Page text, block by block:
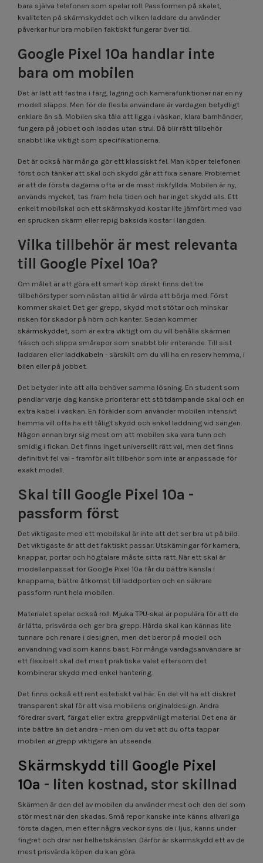
bara själva telefonen som spelar roll. Passformen på skalet,
kvaliteten på skärmskyddet och vilken laddare du använder
påverkar hur bra mobilen faktiskt fungerar över tid.
Google Pixel 10a handlar inte
bara om mobilen
Det är lätt att fastna i färg, lagring och kamerafunktioner när en ny
modell släpps. Men för de flesta användare är vardagen betydligt
enklare än så. Mobilen ska tåla att ligga i väskan, klara barnhänder,
fungera på jobbet och laddas utan strul. Då blir rätt tillbehör
snabbt lika viktigt som specifikationerna.
Det är också här många gör ett klassiskt fel. Man köper telefonen
först och tänker att skal och skydd går att fixa senare. Problemet
är att de första dagarna ofta är de mest riskfyllda. Mobilen är ny,
används mycket, tas fram hela tiden och har inget skydd alls. Ett
enkelt mobilskal och ett skärmskydd kostar lite jämfört med vad
en sprucken skärm eller repig baksida kostar i längden.
Vilka tillbehör är mest relevanta
till Google Pixel 10a?
Om målet är att göra ett smart köp direkt finns det tre
tillbehörstyper som nästan alltid är värda att börja med. Först
kommer skalet. Det ger grepp, skydd mot stötar och minskar
risken för skador på hörn och kanter. Sedan kommer
skärmskyddet , som är extra viktigt om du vill behålla skärmen
fräsch och slippa smårepor som snabbt blir irriterande. Till sist
laddaren ellerladdkabeln - särskilt om du vill ha en reserv hemma, i
bilen eller på jobbet.
Det betyder inte att alla behöver samma lösning. En student som
pendlar varje dag kanske prioriterar ett stötdämpande skal och en
extra kabel i väskan. En förälder som använder mobilen intensivt
hemma vill ofta ha ett tåligt skydd och enkel laddning vid sängen.
Någon annan bryr sig mest om att mobilen ska vara tunn och
smidig i fickan. Det finns inget universellt rätt val, men det finns
definitivt fel val - framför allt tillbehör som inte är anpassade för
exakt modell.
Skal till Google Pixel 10a -
passform först
Det viktigaste med ett mobilskal är inte att det ser bra ut på bild.
Det viktigaste är att det faktiskt passar. Utskärningar för kamera,
knappar, portar och högtalare måste sitta rätt. När ett skal är
modellanpassat för Google Pixel 10a får du bättre känsla i
knapparna, bättre åtkomst till laddporten och en säkrare
passform runt hela mobilen.
Materialet spelar också roll. Mjuka TPU-skal är populära för att de
är lätta, prisvärda och ger bra grepp. Hårda skal kan kännas lite
tunnare och renare i designen, men det beror på modell och
användning vad som känns bäst. För många vardagsanvändare är
ett flexibelt skal det mest praktiska valet eftersom det
kombinerar skydd med enkel hantering.
Det finns också ett rent estetiskt val här. En del vill ha ett diskret
transparent skal för att visa mobilens originaldesign. Andra
föredrar svart, färgat eller extra greppvänligt material. Det ena är
inte bättre än det andra - men om du vet att du ofta tappar
mobilen är grepp viktigare än utseende.
Skärmskydd till Google Pixel
10a - liten kostnad, stor skillnad
Skärmen är den del av mobilen du använder mest och den del som
stör mest när den skadas. Små repor kanske inte känns allvarliga
första dagen, men efter några veckor syns de i ljus, känns under
fingret och drar ner helhetskänslan. Därför är skärmskydd ett av de
mest prisvärda köpen du kan göra.